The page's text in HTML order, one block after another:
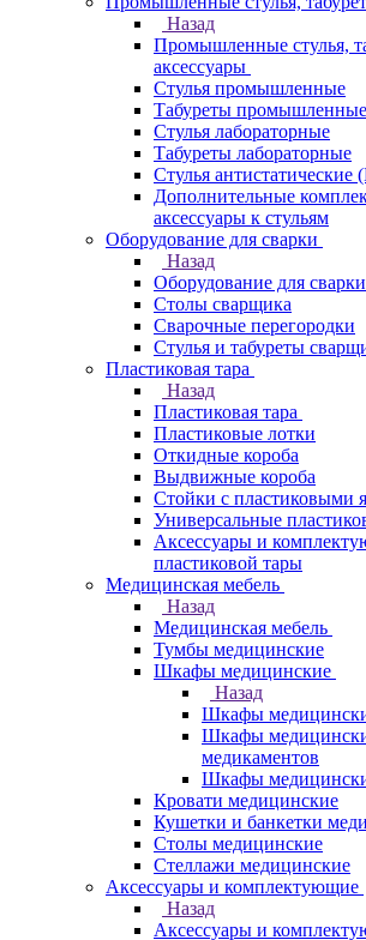
Назад
Промышленные стулья,
аксессуары
Стулья промышленные
Табуреты промышленные
Стулья лабораторные
Табуреты лабораторные
Стулья антистатические
Дополнительные
аксессуары к стульям
Оборудование для сварки
Назад
Оборудование для сварки
Столы сварщика
Сварочные перегородки
Стулья и табуреты
Пластиковая тара
Назад
Пластиковая тара
Пластиковые лотки
Откидные короба
Выдвижные короба
Стойки с пластиковыми
Универсальные
Аксессуары и
пластиковой тары
Медицинская мебель
Назад
Медицинская мебель
Тумбы медицинские
Шкафы медицинские
Назад
Шкафы
Шкафы
медикаментов
Шкафы
Кровати медицинские
Кушетки и банкетки
Столы медицинские
Стеллажи медицинские
Аксессуары и комплектующие
Назад
Аксессуары и